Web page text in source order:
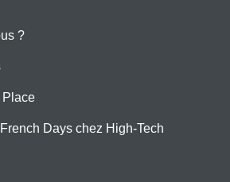
?
Place
Days chez High-Tech